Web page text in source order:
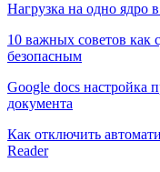
Нагрузка на одно ядро
10 важных советов как
безопасным
Google docs настройка
документа
Как отключить
Reader